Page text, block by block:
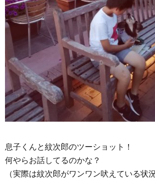
息子くんと紋次郎のツーショット！
何やらお話してるのかな？
（実際は紋次郎がワンワン吠えている状